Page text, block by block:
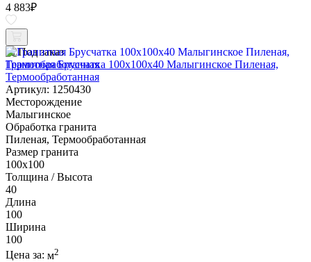
4 883₽
Под заказ
Гранитная Брусчатка 100х100x40 Малыгинское Пиленая,
Термообработанная
Артикул: 1250430
Месторождение
Малыгинское
Обработка гранита
Пиленая, Термообработанная
Размер гранита
100х100
Толщина / Высота
40
Длина
100
Ширина
100
Цена за: м2